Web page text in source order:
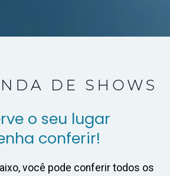
o seu lugar
conferir!
você pode conferir todos os